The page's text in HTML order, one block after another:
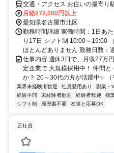
交通・アクセス お住いの最寄り
月給272,000円以上
愛知県名古屋市北区
勤務時間詳細 実働時間：1日あ
り17日 シフト制 10:00～19:00
ほとんどありません 勤務日数：
仕事内容 週休3日で、月収27万
定企業で 大規模採用中！ 仲間
か？ 20～30代の方が活躍中✨
業界未経験者歓迎 社員登用あり 副業・
経験不問
未経験者歓迎 経験者歓迎 残
シフト制
履歴書不要 友達と応募OK
正社員